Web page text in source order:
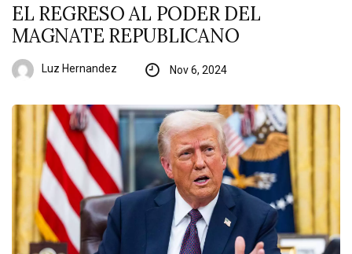
EL REGRESO AL PODER DEL
MAGNATE REPUBLICANO
Luz Hernandez Nov 6, 2024